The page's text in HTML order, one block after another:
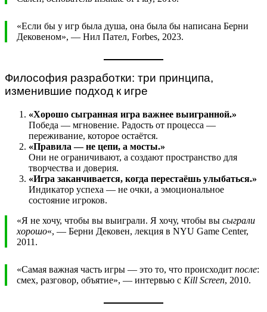
«Если бы у игр была душа, она была бы написана Берни
Дековеном», — Нил Пател, Forbes, 2023.
Философия разработки: три принципа,
изменившие подход к игре
«Хорошо сыгранная игра важнее выигранной.»
Победа — мгновение. Радость от процесса —
переживание, которое остаётся.
«Правила — не цепи, а мосты.»
Они не ограничивают, а создают пространство для
творчества и доверия.
«Игра заканчивается, когда перестаёшь улыбаться.»
Индикатор успеха — не очки, а эмоциональное
состояние игроков.
«Я не хочу, чтобы вы выиграли. Я хочу, чтобы вы сыграли
хорошо«, — Берни Дековен, лекция в NYU Game Center,
2011.
«Самая важная часть игры — это то, что происходит после:
смех, разговор, объятие», — интервью с Kill Screen, 2010.